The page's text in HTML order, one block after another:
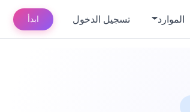
الموارد تسجيل الدخول ابدأ